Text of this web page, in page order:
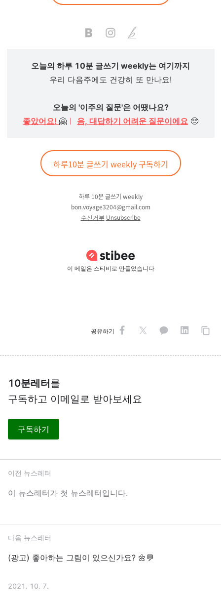
오늘의 하루 10분 글쓰기 weekly는 여기까지
우리 다음주에도 건강히 또 만나요!
오늘의 '이주의 질문'은 어땠나요?
좋았어요! 🤗 ㅣ 음, 대답하기 어려운 질문이에요 🥺
하루10분 글쓰기 weekly 구독하기
하루 10분 글쓰기 weekly
bon.voyage3204@gmail.com
수신거부 Unsubscribe
이 메일은 스티비로 만들었습니다
공유하기
10분레터를
구독하고 이메일로 받아보세요
구독하기
이전 뉴스레터
이 뉴스레터가 첫 뉴스레터입니다.
다음 뉴스레터
(광고) 좋아하는 그림이 있으신가요? 🌼💬
2021. 10. 7.